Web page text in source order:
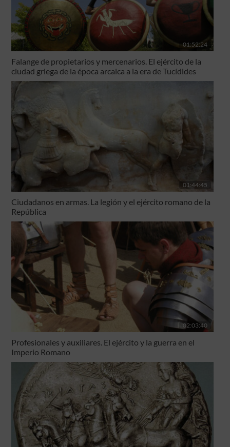
01:52:24
Falange de propietarios y mercenarios. El ejército de la
ciudad griega de la época arcaica a la era de Tucídides
01:44:45
Ciudadanos en armas. La legión y el ejército romano de la
República
02:03:40
Profesionales y auxiliares. El ejército y la guerra en el
Imperio Romano